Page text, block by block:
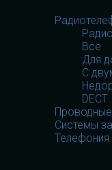
Все
Для
С
DECT
Системы
Телефония